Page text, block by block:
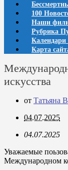
100
Наши
Рубрика
Календари
Карта
искусства
от Татьяна
04.07.2025
04.07.2025
Уважаемые
Международном